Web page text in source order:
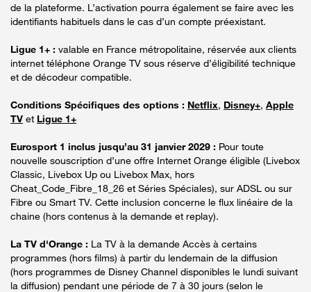
de la plateforme. L’activation pourra également se faire avec les
identifiants habituels dans le cas d’un compte préexistant.
Ligue 1+ : valable en France métropolitaine, réservée aux clients
internet téléphone Orange TV sous réserve d’éligibilité technique
et de décodeur compatible.
Conditions Spécifiques des options : Netflix, Disney+, Apple
TV et Ligue 1+
Eurosport 1 inclus jusqu’au 31 janvier 2029 : Pour toute
nouvelle souscription d’une offre Internet Orange éligible (Livebox
Classic, Livebox Up ou Livebox Max, hors
Cheat_Code_Fibre_18_26 et Séries Spéciales), sur ADSL ou sur
Fibre ou Smart TV. Cette inclusion concerne le flux linéaire de la
chaine (hors contenus à la demande et replay).
La TV d'Orange : La TV à la demande Accès à certains
programmes (hors films) à partir du lendemain de la diffusion
(hors programmes de Disney Channel disponibles le lundi suivant
la diffusion) pendant une période de 7 à 30 jours (selon le